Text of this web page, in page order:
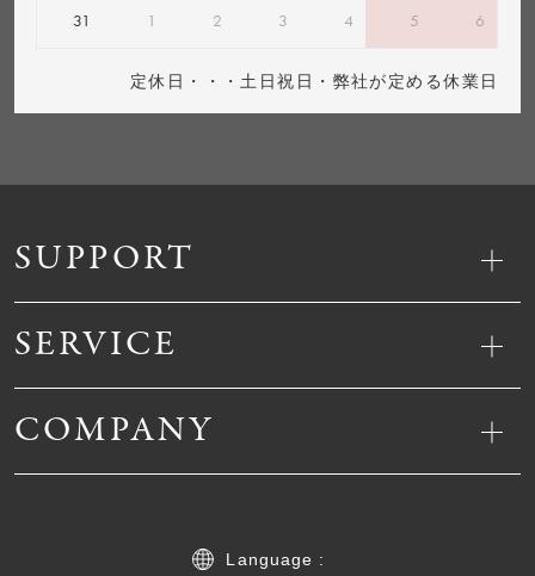
SUPPORT
SERVICE
COMPANY
Language :
31 1 2 3 4 5 6
定休日・・・土日祝日・弊社が定める休業日